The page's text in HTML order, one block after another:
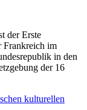
der Erste
Frankreich im
in den
der 16
kulturellen